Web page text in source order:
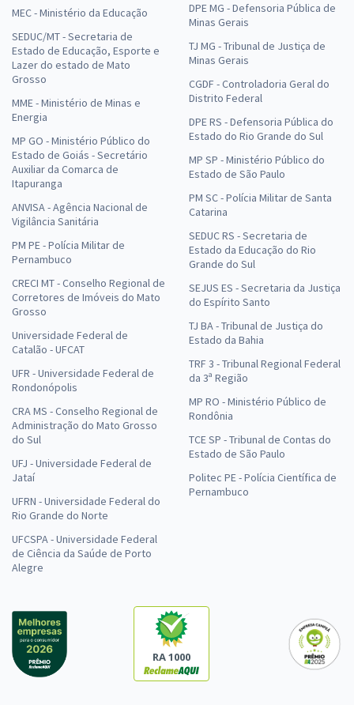
MEC - Ministério da Educação
SEDUC/MT - Secretaria de
Estado de Educação, Esporte e
Lazer do estado de Mato
Grosso
MME - Ministério de Minas e
Energia
MP GO - Ministério Público do
Estado de Goiás - Secretário
Auxiliar da Comarca de
Itapuranga
ANVISA - Agência Nacional de
Vigilância Sanitária
PM PE - Polícia Militar de
Pernambuco
CRECI MT - Conselho Regional de
Corretores de Imóveis do Mato
Grosso
Universidade Federal de
Catalão - UFCAT
UFR - Universidade Federal de
Rondonópolis
CRA MS - Conselho Regional de
Administração do Mato Grosso
do Sul
UFJ - Universidade Federal de
Jataí
UFRN - Universidade Federal do
Rio Grande do Norte
UFCSPA - Universidade Federal
de Ciência da Saúde de Porto
Alegre
DPE MG - Defensoria Pública de
Minas Gerais
TJ MG - Tribunal de Justiça de
Minas Gerais
CGDF - Controladoria Geral do
Distrito Federal
DPE RS - Defensoria Pública do
Estado do Rio Grande do Sul
MP SP - Ministério Público do
Estado de São Paulo
PM SC - Polícia Militar de Santa
Catarina
SEDUC RS - Secretaria de
Estado da Educação do Rio
Grande do Sul
SEJUS ES - Secretaria da Justiça
do Espírito Santo
TJ BA - Tribunal de Justiça do
Estado da Bahia
TRF 3 - Tribunal Regional Federal
da 3ª Região
MP RO - Ministério Público de
Rondônia
TCE SP - Tribunal de Contas do
Estado de São Paulo
Politec PE - Polícia Científica de
Pernambuco
RA 1000